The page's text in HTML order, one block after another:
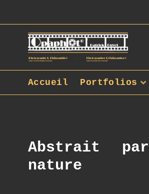
Abstrait par
nature
Accueil Portfolios